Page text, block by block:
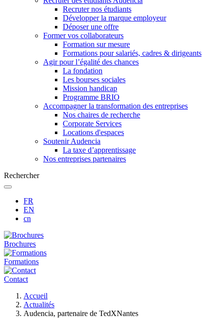
Recruter nos étudiants
Développer la marque employeur
Déposer une offre
Former vos collaborateurs
Formation sur mesure
Formations pour salariés, cadres & dirigeants
Agir pour l’égalité des chances
La fondation
Les bourses sociales
Mission handicap
Programme BRIO
Accompagner la transformation des entreprises
Nos chaires de recherche
Corporate Services
Locations d'espaces
Soutenir Audencia
La taxe d’apprentissage
Nos entreprises partenaires
Rechercher
FR
EN
cn
Brochures
Formations
Contact
d'Ariane
Accueil
Actualités
Audencia, partenaire de TedXNantes